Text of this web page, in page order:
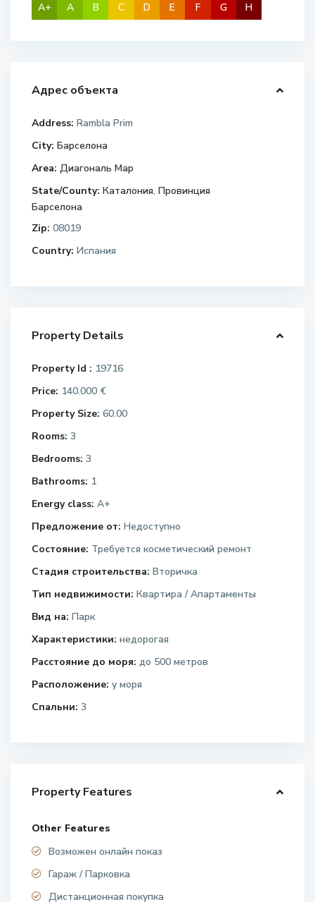
A+ A B C D E F G H
Адрес объекта
Address: Rambla Prim
City: Барселона
Area: Диагональ Мар
State/County: Каталония,Провинция
Барселона
Zip: 08019
Country: Испания
Property Details
Property Id : 19716
Price: 140.000 €
Property Size: 60.00
Rooms: 3
Bedrooms: 3
Bathrooms: 1
Energy class: A+
Предложение от: Недоступно
Состояние: Требуется косметический ремонт
Стадия строительства: Вторичка
Тип недвижимости: Квартира / Апартаменты
Вид на: Парк
Характеристики: недорогая
Расстояние до моря: до 500 метров
Расположение: у моря
Спальни: 3
Property Features
Other Features
Возможен онлайн показ
Гараж / Парковка
Дистанционная покупка